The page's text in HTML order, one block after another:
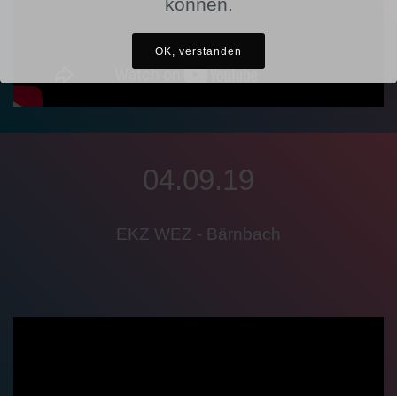
04.09.19
EKZ WEZ - Bärnbach
OK, verstanden